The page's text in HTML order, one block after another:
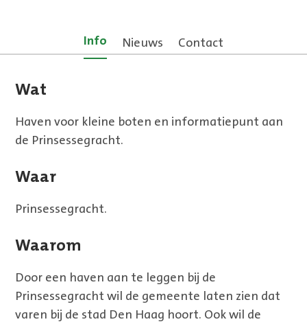
Info Nieuws Contact
Wat
Haven voor kleine boten en informatiepunt aan
de Prinsessegracht.
Waar
Prinsessegracht.
Waarom
Door een haven aan te leggen bij de
Prinsessegracht wil de gemeente laten zien dat
varen bij de stad Den Haag hoort. Ook wil de